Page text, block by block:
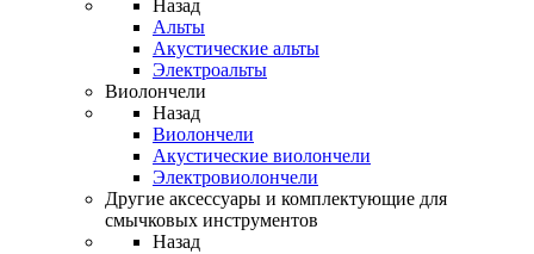
Назад
Альты
Акустические альты
Электроальты
Виолончели
Назад
Виолончели
Акустические виолончели
Электровиолончели
Другие аксессуары и комплектующие для
смычковых инструментов
Назад